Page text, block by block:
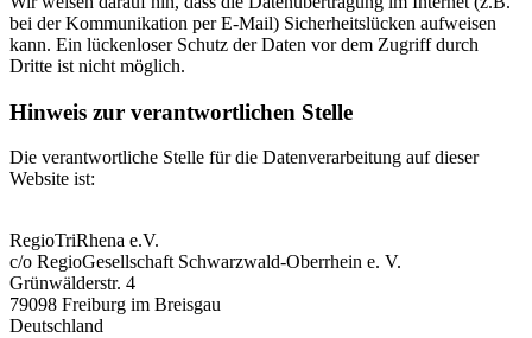
bei der Kommunikation per E-Mail) Sicherheitslücken aufweisen
kann. Ein lückenloser Schutz der Daten vor dem Zugriff durch
Dritte ist nicht möglich.
Hinweis zur verantwortlichen Stelle
Die verantwortliche Stelle für die Datenverarbeitung auf dieser
Website ist:
RegioTriRhena e.V.
c/o RegioGesellschaft Schwarzwald-Oberrhein e. V.
Grünwälderstr. 4
79098 Freiburg im Breisgau
Deutschland